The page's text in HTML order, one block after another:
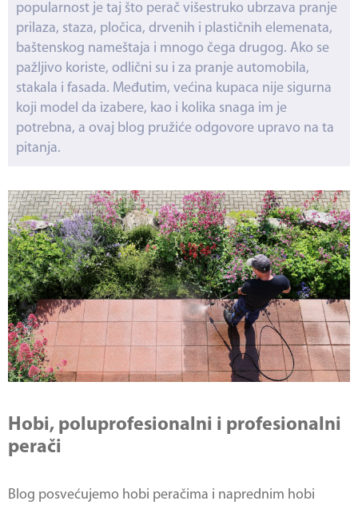
popularnost je taj što perač višestruko ubrzava pranje
prilaza, staza, pločica, drvenih i plastičnih elemenata,
baštenskog nameštaja i mnogo čega drugog. Ako se
pažljivo koriste, odlični su i za pranje automobila,
stakala i fasada. Međutim, većina kupaca nije sigurna
koji model da izabere, kao i kolika snaga im je
potrebna, a ovaj blog pružiće odgovore upravo na ta
pitanja.
Hobi, poluprofesionalni i profesionalni
perači
Blog posvećujemo hobi peračima i naprednim hobi